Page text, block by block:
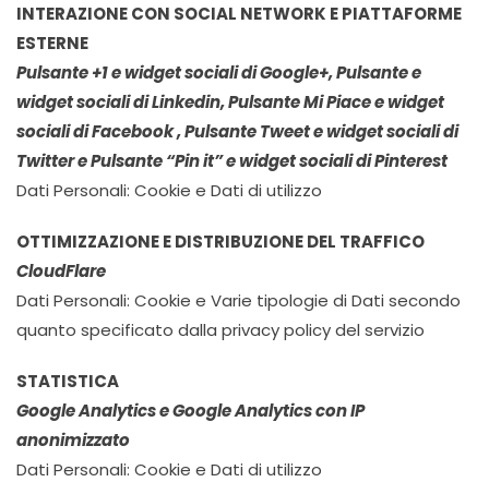
INTERAZIONE CON SOCIAL NETWORK E PIATTAFORME
ESTERNE
Pulsante +1 e widget sociali di Google+, Pulsante e
widget sociali di Linkedin, Pulsante Mi Piace e widget
sociali di Facebook , Pulsante Tweet e widget sociali di
Twitter e Pulsante “Pin it” e widget sociali di Pinterest
Dati Personali: Cookie e Dati di utilizzo
OTTIMIZZAZIONE E DISTRIBUZIONE DEL TRAFFICO
CloudFlare
Dati Personali: Cookie e Varie tipologie di Dati secondo
quanto specificato dalla privacy policy del servizio
STATISTICA
Google Analytics e Google Analytics con IP
anonimizzato
Dati Personali: Cookie e Dati di utilizzo